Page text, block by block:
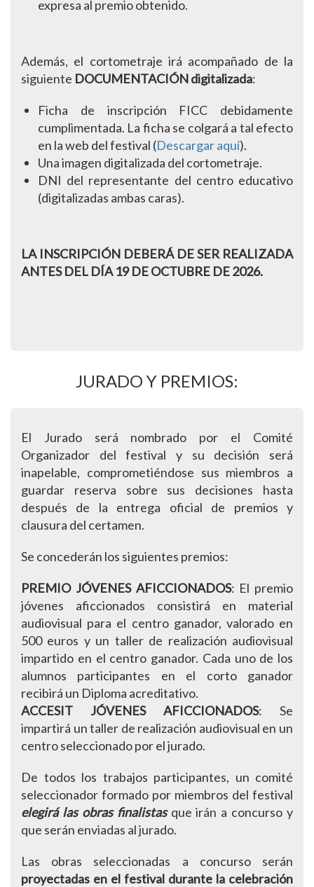
expresa al premio obtenido.
Además, el cortometraje irá acompañado de la
siguiente DOCUMENTACIÓN digitalizada:
Ficha de inscripción FICC debidamente
cumplimentada. La ficha se colgará a tal efecto
en la web del festival (Descargar aquí).
Una imagen digitalizada del cortometraje.
DNI del representante del centro educativo
(digitalizadas ambas caras).
LA INSCRIPCIÓN DEBERÁ DE SER REALIZADA
ANTES DEL DÍA 19 DE OCTUBRE DE 2026.
JURADO Y PREMIOS:
El Jurado será nombrado por el Comité
Organizador del festival y su decisión será
inapelable, comprometiéndose sus miembros a
guardar reserva sobre sus decisiones hasta
después de la entrega oficial de premios y
clausura del certamen.
Se concederán los siguientes premios:
PREMIO JÓVENES AFICCIONADOS: El premio
jóvenes aficcionados consistirá en material
audiovisual para el centro ganador, valorado en
500 euros y un taller de realización audiovisual
impartido en el centro ganador. Cada uno de los
alumnos participantes en el corto ganador
recibirá un Diploma acreditativo.
ACCESIT JÓVENES AFICCIONADOS: Se
impartirá un taller de realización audiovisual en un
centro seleccionado por el jurado.
De todos los trabajos participantes, un comité
seleccionador formado por miembros del festival
elegirá las obras finalistasque irán a concurso y
que serán enviadas al jurado.
Las obras seleccionadas a concurso serán
proyectadas en el festival durante la celebración